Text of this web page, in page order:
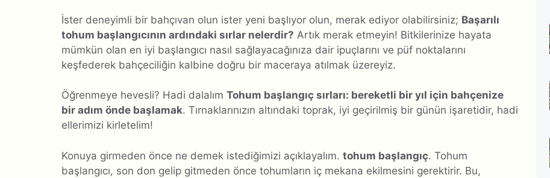
İster deneyimli bir bahçıvan olun ister yeni başlıyor olun, merak ediyor olabilirsiniz; Başarılı
tohum başlangıcının ardındaki sırlar nelerdir? Artık merak etmeyin! Bitkilerinize hayata
mümkün olan en iyi başlangıcı nasıl sağlayacağınıza dair ipuçlarını ve püf noktalarını
keşfederek bahçeciliğin kalbine doğru bir maceraya atılmak üzereyiz.
Öğrenmeye hevesli? Hadi dalalım Tohum başlangıç ​​sırları: bereketli bir yıl için bahçenize
bir adım önde başlamak. Tırnaklarınızın altındaki toprak, iyi geçirilmiş bir günün işaretidir, hadi
ellerimizi kirletelim!
Konuya girmeden önce ne demek istediğimizi açıklayalım. tohum başlangıç. Tohum
başlangıcı, son don gelip gitmeden önce tohumların iç mekana ekilmesini gerektirir. Bu,